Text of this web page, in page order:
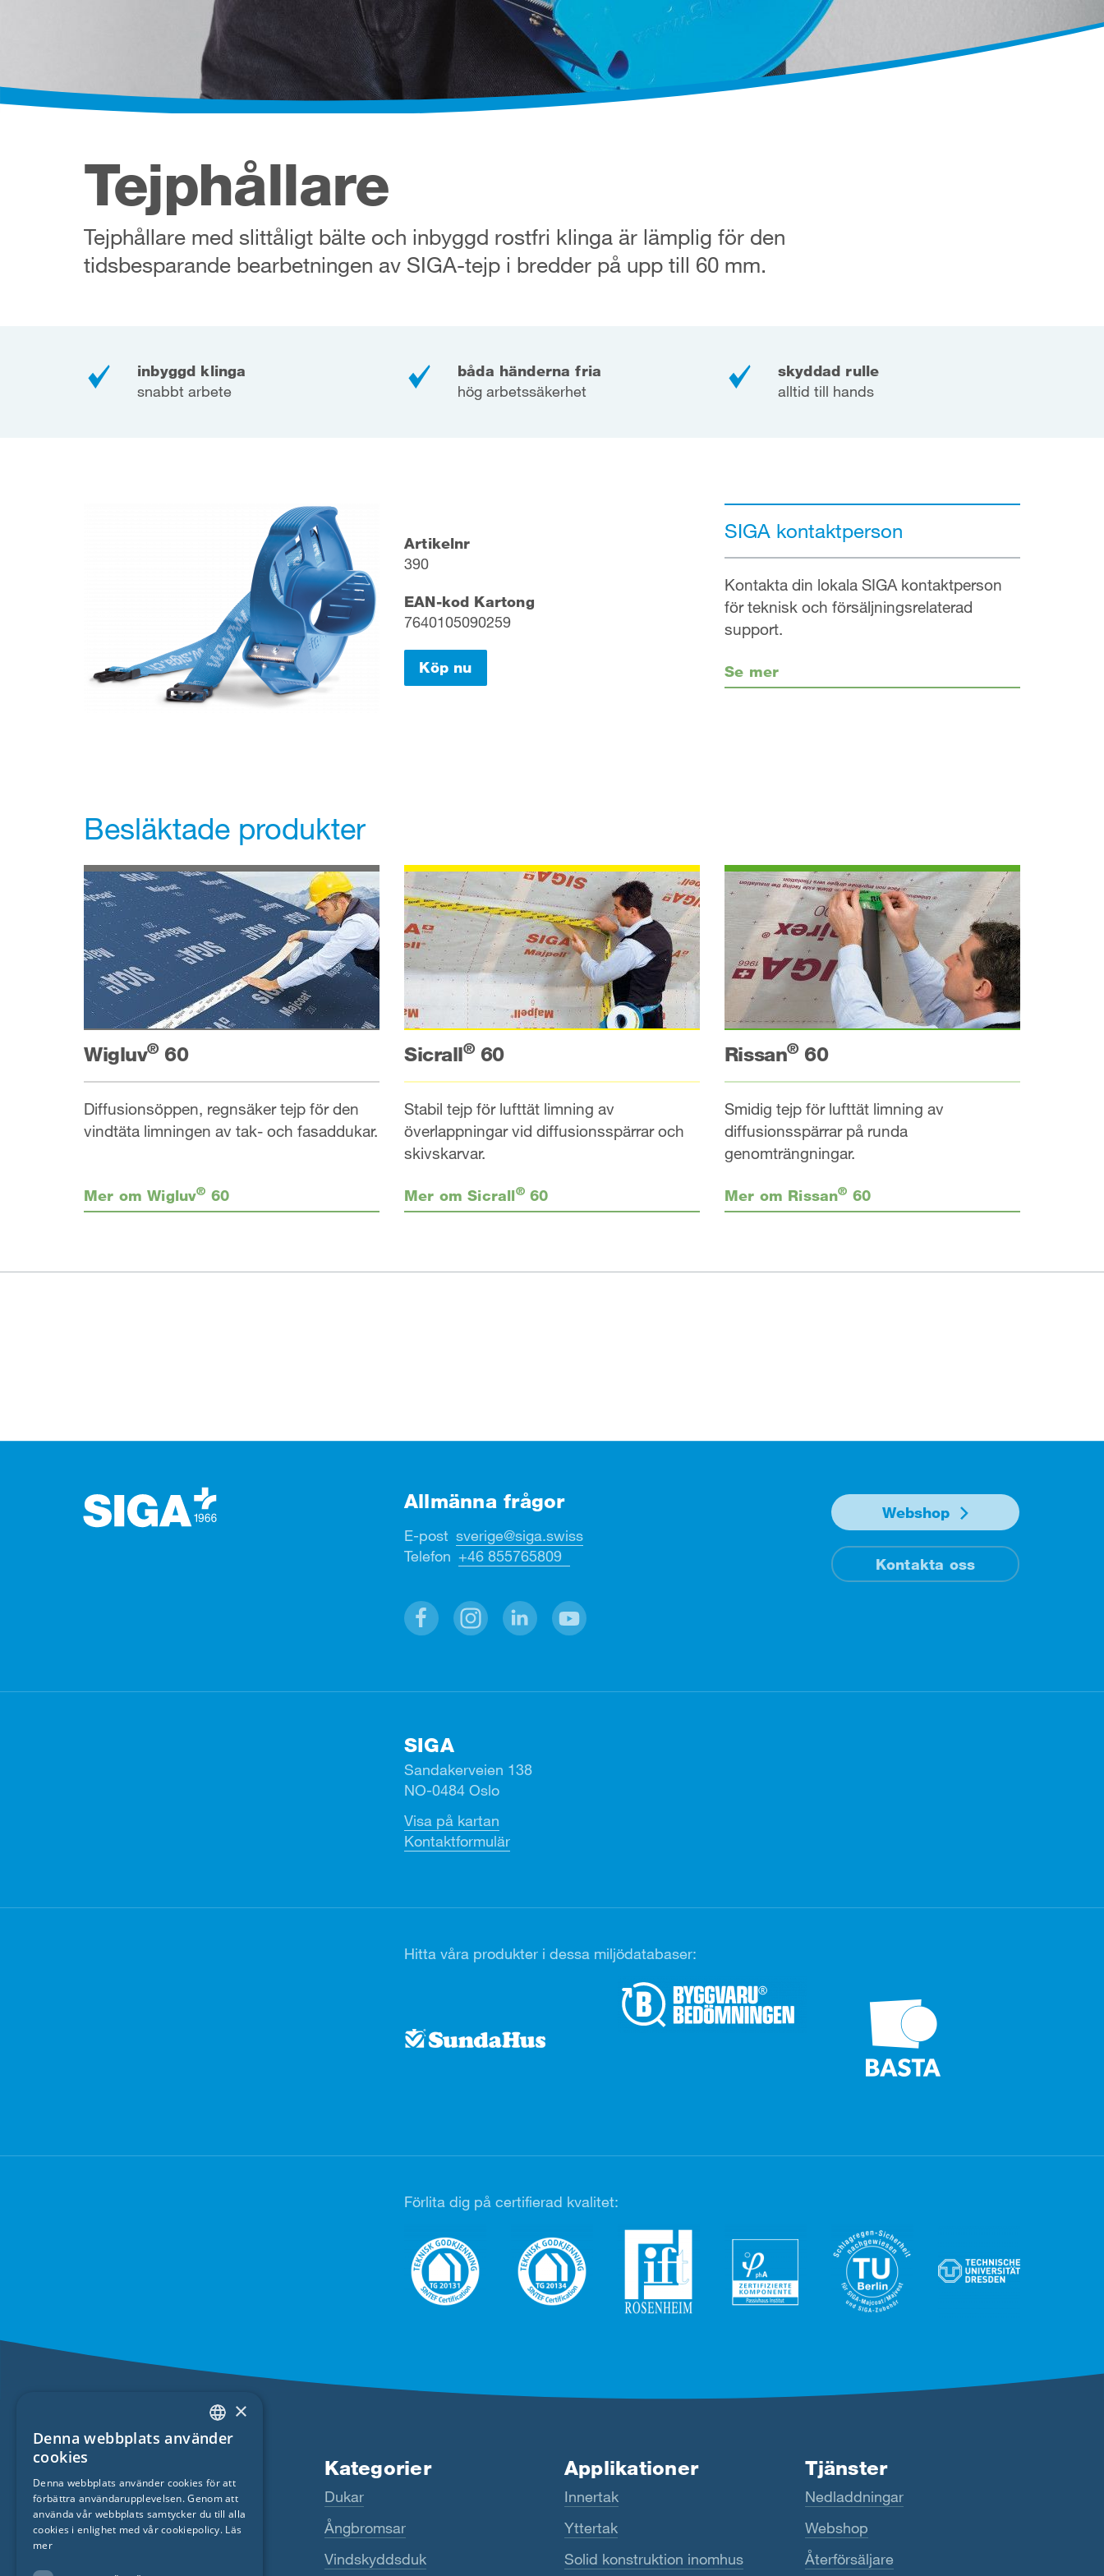
Tejphållare
Tejphållare med slittåligt bälte och inbyggd rostfri klinga är lämplig för den
tidsbesparande bearbetningen av SIGA-tejp i bredder på upp till 60 mm.
inbyggd klinga
snabbt arbete
båda händerna fria
hög arbetssäkerhet
skyddad rulle
alltid till hands
Artikelnr
390
EAN-kod Kartong
7640105090259
Köp nu
SIGA kontaktperson
Kontakta din lokala SIGA kontaktperson
för teknisk och försäljningsrelaterad
support.
Se mer
Besläktade produkter
Wigluv®60
Diffusionsöppen, regnsäker tejp för den
vindtäta limningen av tak- och fasaddukar.
Mer om Wigluv® 60
Sicrall®60
Stabil tejp för lufttät limning av
överlappningar vid diffusionsspärrar och
skivskarvar.
Mer om Sicrall®60
Rissan®60
Smidig tejp för lufttät limning av
diffusionsspärrar på runda
genomträngningar.
Mer om Rissan® 60
Allmänna frågor
E-post sverige@siga.swiss
Telefon +46 855765809
Webshop
Kontakta oss
SIGA
Sandakerveien 138
NO-0484 Oslo
Visa på kartan
Kontaktformulär
Hitta våra produkter i dessa miljödatabaser:
Förlita dig på certifierad kvalitet:
Produkter
Fentrim
Majrex
Kategorier
Dukar
Ångbromsar
Vindskyddsduk
Applikationer
Innertak
Yttertak
Solid konstruktion inomhus
Tjänster
Nedladdningar
Webshop
Återförsäljare
ENGLISH
FRENCH
CZECH
×
Denna webbplats använder
cookies
Denna webbplats använder cookies för att
förbättra användarupplevelsen. Genom att
använda vår webbplats samtycker du till alla
cookies i enlighet med vår cookiepolicy. Läs
mer